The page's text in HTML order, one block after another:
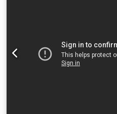
SK 40
, Ausstattung:Drehzahl
Späneförderer, Quaser 184 /
Baujahr 2015. X1020 mm